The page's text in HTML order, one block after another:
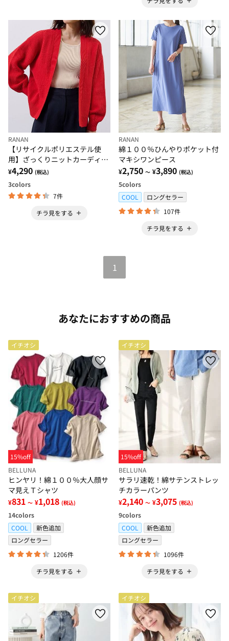
RANAN
【リサイクルポリエステル使
用】ざっくりニットカーディガ
ン
¥4,290 (税込)
3colors
7件
チラ見をする
RANAN
綿１００％ひんやりポケット付
マキシワンピース
¥2,750 ～ ¥3,890 (税込)
5colors
COOL
ロングセラー
107件
チラ見をする
1
あなたにおすすめの商品
イチオシ
15%off
BELLUNA
ヒンヤリ！綿１００％大人顔サ
マ見えＴシャツ
¥831 ～ ¥1,018 (税込)
14colors
COOL
新色追加
ロングセラー
1206件
チラ見をする
イチオシ
15%off
BELLUNA
サラリ速乾！綿サテンストレッ
チカラーパンツ
¥2,140 ～ ¥3,075 (税込)
9colors
COOL
新色追加
ロングセラー
1096件
チラ見をする
イチオシ イチオシ